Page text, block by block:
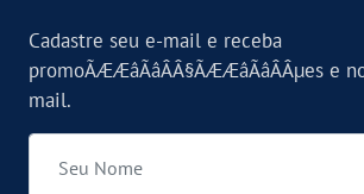
Cadastre seu e-mail e receba
promoÃÆÆâÃâÂÂ§ÃÆÆâÃâÂÂµes
mail.